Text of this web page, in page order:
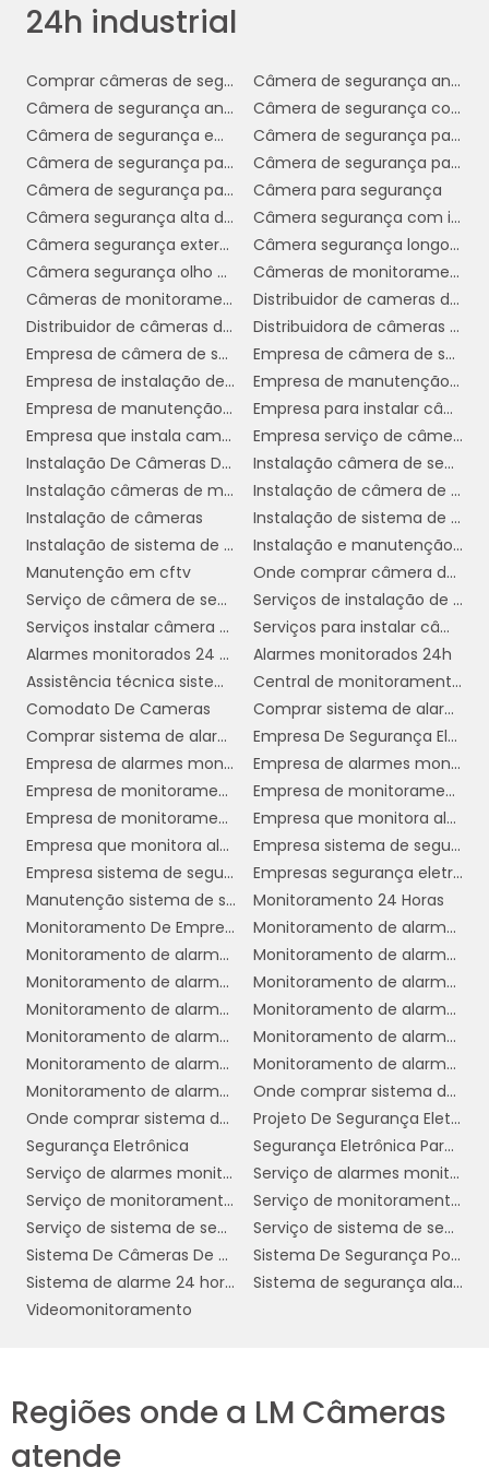
Entre as principais ferramentas empregadas,
alta definição , que oferecem imagens
nítidas e detalhadas, essenciais para a
identificação rápida de qualquer atividade
suspeita.
Além das câmeras,sensores de
movimentoe sistemas de alarme
inteligentesdesempenham um papel
crucial. Esses dispositivos são capazes de
detectar intrusões ou movimentos incomuns,
acionando alertas automáticos para a
central de monitoramento. Essa integração
permite uma resposta imediata a qualquer
ameaça potencial, minimizando riscos e
prevenindo danos.
Outra tecnologia fundamental no
monitoramento 24h é acomunicação via
interneteredes móveis, que garante que
todos os dados coletados pelos dispositivos
de segurança sejam transmitidos em tempo
real para a central de controle. Isso permite
que os operadores monitorem remotamente
todas as áreas da instalação, oferecendo
uma cobertura abrangente e eficaz.
Além disso,sistemas de inteligência
artificialeanálises preditivasestão
sendo cada vez mais incorporados aos
serviços de monitoramento. Essas tecnologias
avançadas permitem prever possíveis
ameaças com base em padrões de
comportamento detectados,
proporcionando uma camada adicional de
segurança proativa.
Com a evolução constante dessas
tecnologias, as empresas podem contar com
soluções de monitoramento de alarme 24h
cada vez mais sofisticadas e eficientes,
garantindo a proteção contínua de seus
ativos e operações.
BENEFÍCIOS DO
MONITORAMENTO
CONTÍNUO
O monitoramento contínuo de alarme 24h
intrusões. Um dos principais benefícios é a
capacidade de resposta imediata
qualquer incidente, o que ajuda a minimizar
24h industrial
Comprar câmeras de segurança
Câmera de segurança analógica
Câmera de segurança analógica hd
Câmera de segurança comprar
Câmera de segurança empresa
Câmera de segurança para comércio
Câmera de segurança para empresa
Câmera de segurança para longa distância
Câmera de segurança para noite
Câmera para segurança
Câmera segurança alta definição
Câmera segurança com infravermelho
Câmera segurança externa
Câmera segurança longo alcance
Câmera segurança olho de peixe
Câmeras de monitoramento em empresas
Câmeras de monitoramento empresarial
Distribuidor de cameras de segurança em sp
Distribuidor de câmeras de monitoramento
Distribuidora de câmeras de segurança
Empresa de câmera de segurança
Empresa de câmera de segurança sp
Empresa de instalação de câmera de segurança
Empresa de manutenção de cftv
Empresa de manutenção de câmeras de segurança
Empresa para instalar câmeras de segurança
Empresa que instala cameras de segurança
Empresa serviço de câmera de segurança
Instalação De Câmeras De Vigilância
Instalação câmera de segurança
Instalação câmeras de monitoramento
Instalação de câmera de segurança
Instalação de câmeras
Instalação de sistema de câmeras
Instalação de sistema de segurança
Instalação e manutenção de cftv
Manutenção em cftv
Onde comprar câmera de segurança
Serviço de câmera de segurança
Serviços de instalação de câmera de segurança
Serviços instalar câmera de segurança
Serviços para instalar câmeras de segurança
Alarmes monitorados 24 horas
Alarmes monitorados 24h
Assistência técnica sistema de segurança
Central de monitoramento de alarmes
Comodato De Cameras
Comprar sistema de alarme 24 horas
Comprar sistema de alarme 24h
Empresa De Segurança Eletrônica Sp
Empresa de alarmes monitorados 24 horas
Empresa de alarmes monitorados 24h
Empresa de monitoramento de alarmes
Empresa de monitoramento de alarmes 24 horas
Empresa de monitoramento de alarmes 24h
Empresa que monitora alarmes 24 horas
Empresa que monitora alarmes 24h
Empresa sistema de segurança 24 horas
Empresa sistema de segurança 24h
Empresas segurança eletrônica
Manutenção sistema de segurança
Monitoramento 24 Horas
Monitoramento De Empresa
Monitoramento de alarme 24 horas
Monitoramento de alarme 24 horas industrial
Monitoramento de alarme 24 horas serviço
Monitoramento de alarme 24h
Monitoramento de alarme 24h empresarial
Monitoramento de alarme 24h industrial
Monitoramento de alarme 24h serviço
Monitoramento de alarmes
Monitoramento de alarmes 24 horas empresarial
Monitoramento de alarmes 24 horas residencial
Monitoramento de alarmes 24h residencial
Monitoramento de alarmes empresa
Onde comprar sistema de alarme 24 horas
Onde comprar sistema de alarme 24h
Projeto De Segurança Eletrônica
Segurança Eletrônica
Segurança Eletrônica Para Condomínios
Serviço de alarmes monitorados 24 horas
Serviço de alarmes monitorados 24h
Serviço de monitoramento de alarme 24 horas
Serviço de monitoramento de alarmes 24h
Serviço de sistema de segurança 24 horas
Serviço de sistema de segurança 24h
Sistema De Câmeras De Monitoramento
Sistema De Segurança Por Assinatura
Sistema de alarme 24 horas
Sistema de segurança alarme
Videomonitoramento
Regiões onde a LM Câmeras
atende